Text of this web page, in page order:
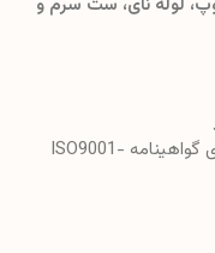
این مدل دارای گواهینامه ISO9001-